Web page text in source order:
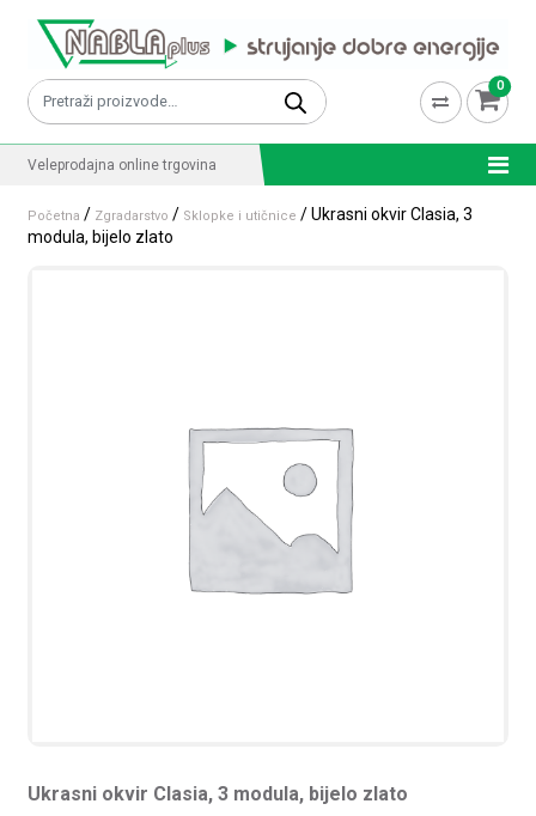
Pretraži: 0
Veleprodajna online trgovina
Početna / Zgradarstvo / Sklopke i utičnice / Ukrasni okvir Clasia, 3
modula, bijelo zlato
Ukrasni okvir Clasia, 3 modula, bijelo zlato